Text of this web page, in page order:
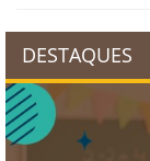
DESTAQUES